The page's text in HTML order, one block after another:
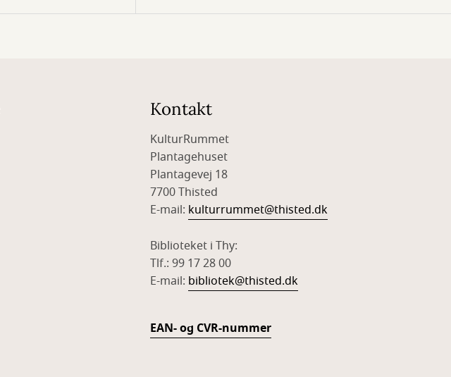
Kontakt
KulturRummet
Plantagehuset
Plantagevej 18
7700 Thisted
E-mail: kulturrummet@thisted.dk
Biblioteket i Thy:
Tlf.: 99 17 28 00
E-mail: bibliotek@thisted.dk
EAN- og CVR-nummer